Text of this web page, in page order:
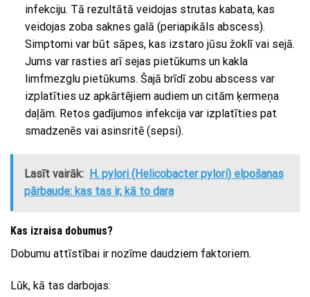
infekciju. Tā rezultātā veidojas strutas kabata, kas
veidojas zoba saknes galā (periapikāls abscess).
Simptomi var būt sāpes, kas izstaro jūsu žoklī vai sejā.
Jums var rasties arī sejas pietūkums un kakla
limfmezglu pietūkums. Šajā brīdī zobu abscess var
izplatīties uz apkārtējiem audiem un citām ķermeņa
daļām. Retos gadījumos infekcija var izplatīties pat
smadzenēs vai asinsritē (sepsi).
Lasīt vairāk: H. pylori (Helicobacter pylori) elpošanas
pārbaude: kas tas ir, kā to dara
Kas izraisa dobumus?
Dobumu attīstībai ir nozīme daudziem faktoriem.
Lūk, kā tas darbojas: